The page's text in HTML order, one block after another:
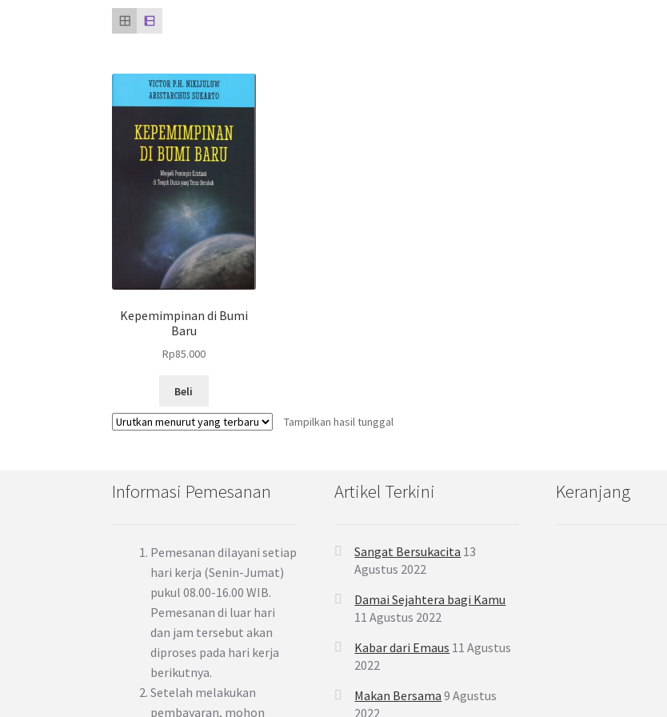
Kepemimpinan di Bumi
Baru
Rp85.000
Beli
Tampilkan hasil tunggal
Informasi Pemesanan
Pemesanan dilayani setiap
hari kerja (Senin-Jumat)
pukul 08.00-16.00 WIB.
Pemesanan di luar hari
dan jam tersebut akan
diproses pada hari kerja
berikutnya.
Setelah melakukan
pembayaran, mohon
Artikel Terkini
Sangat Bersukacita 13
Agustus 2022
Damai Sejahtera bagi Kamu
11 Agustus 2022
Kabar dari Emaus 11 Agustus
2022
Makan Bersama 9 Agustus
2022
Keranjang